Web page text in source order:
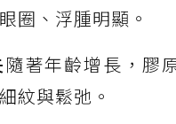
圈、浮腫明顯。
隨著年齡增長，膠
紋與鬆弛。